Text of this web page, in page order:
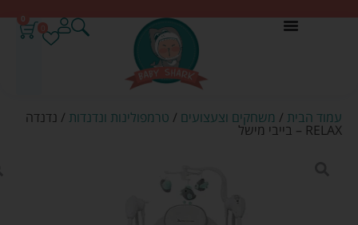
0
עמוד הבית / משחקים וצעצועים / טרמפולינות ונדנדות / נדנדה
RELAX – בייבי מישל